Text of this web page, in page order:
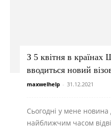
З 5 квітня в країнах
вводиться новий
maxwelhelp - 31.12.2021
Сьогодні у мене новина
найближчим часом